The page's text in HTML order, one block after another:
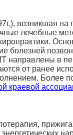
возникшая на
лечебные
болезней
направлены в
от ранее
Более
краевой